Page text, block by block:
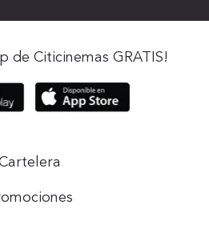
de Citicinemas GRATIS!